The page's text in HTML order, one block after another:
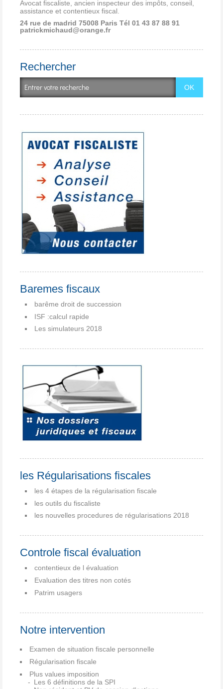
Avocat fiscaliste, ancien inspecteur des impôts, conseil,
assistance et contentieux fiscal.
24 rue de madrid 75008 Paris Tél 01 43 87 88 91
patrickmichaud@orange.fr
Rechercher
Baremes fiscaux
barême droit de succession
ISF :calcul rapide
Les simulateurs 2018
les Régularisations fiscales
les 4 étapes de la régularisation fiscale
les outils du fiscaliste
les nouvelles procedures de régularisations 2018
Controle fiscal évaluation
contentieux de l évaluation
Evaluation des titres non cotés
Patrim usagers
Notre intervention
Examen de situation fiscale personnelle
Régularisation fiscale
Plus values imposition
Les 6 définitions de la SPI